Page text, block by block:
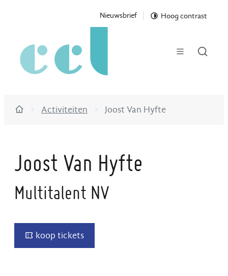
Nieuwsbrief Hoog contrast
menuZoek
Startpagina
Activiteiten Joost Van Hyfte
Joost Van Hyfte
Multitalent NV
koop tickets